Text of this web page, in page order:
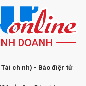
chính) - Báo điện tử